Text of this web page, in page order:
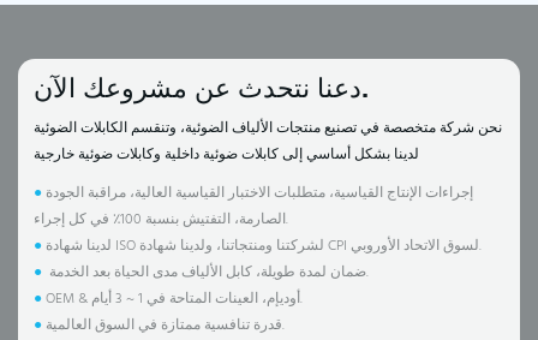
دعنا نتحدث عن مشروعك الآن.
نحن شركة متخصصة في تصنيع منتجات الألياف الضوئية، وتنقسم الكابلات الضوئية
● إجراءات الإنتاج القياسية، متطلبات الاختبار القياسية العالية، مراقبة الجودة
الصارمة، التفتيش بنسبة 100٪ في كل إجراء.
●
لدينا شهادة ISO لشركتنا ومنتجاتنا، ولدينا شهادة CPI لسوق الاتحاد الأوروبي.
●
ضمان لمدة طويلة، كابل الألياف مدى الحياة بعد الخدمة.
●
OEM & أوديإم، العينات المتاحة في 1 ~ 3 أيام.
●
قدرة تنافسية ممتازة في السوق العالمية.